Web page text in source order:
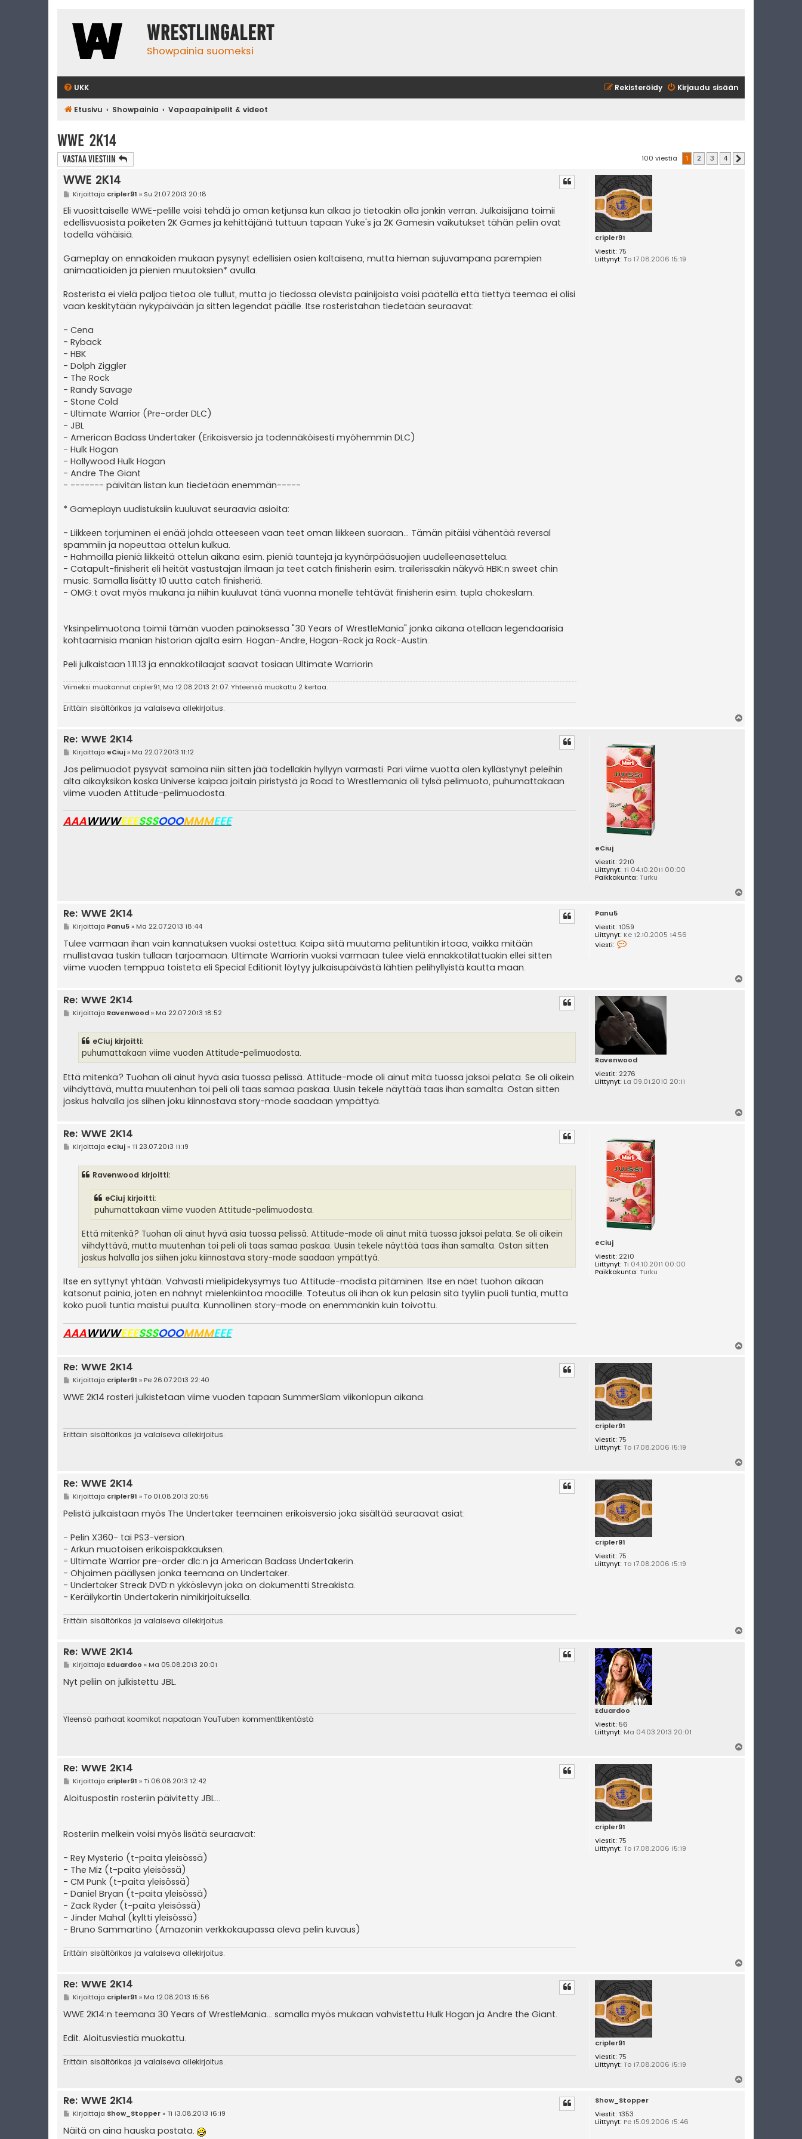
WrestlingAlert
Showpainia suomeksi
UKK Kirjaudu sisään
Rekisteröidy
Etusivu Showpainia Vapaapainipelit & videot
WWE 2K14
Vastaa Viestiin 100 viestiä 1 2 3 4
cripler91
Viestit: 75
Liittynyt: To 17.08.2006 15:19
WWE 2K14
V
e
s
t
i
Kirjoittaja cripler91 » Su 21.07.2013 20:18
Eli vuosittaiselle WWE-pelille voisi tehdä jo oman ketjunsa kun alkaa jo tietoakin olla jonkin verran. Julkaisijana toimii
edellisvuosista poiketen 2K Games ja kehittäjänä tuttuun tapaan Yuke's ja 2K Gamesin vaikutukset tähän peliin ovat
todella vähäisiä.
Gameplay on ennakoiden mukaan pysynyt edellisien osien kaltaisena, mutta hieman sujuvampana parempien
animaatioiden ja pienien muutoksien* avulla.
Rosterista ei vielä paljoa tietoa ole tullut, mutta jo tiedossa olevista painijoista voisi päätellä että tiettyä teemaa ei olisi
vaan keskitytään nykypäivään ja sitten legendat päälle. Itse rosteristahan tiedetään seuraavat:
- Cena
- Ryback
- HBK
- Dolph Ziggler
- The Rock
- Randy Savage
- Stone Cold
- Ultimate Warrior (Pre-order DLC)
- JBL
- American Badass Undertaker (Erikoisversio ja todennäköisesti myöhemmin DLC)
- Hulk Hogan
- Hollywood Hulk Hogan
- Andre The Giant
- ------- päivitän listan kun tiedetään enemmän-----
* Gameplayn uudistuksiin kuuluvat seuraavia asioita:
- Liikkeen torjuminen ei enää johda otteeseen vaan teet oman liikkeen suoraan... Tämän pitäisi vähentää reversal
spammiin ja nopeuttaa ottelun kulkua.
- Hahmoilla pieniä liikkeitä ottelun aikana esim. pieniä taunteja ja kyynärpääsuojien uudelleenasettelua.
- Catapult-finisherit eli heität vastustajan ilmaan ja teet catch finisherin esim. trailerissakin näkyvä HBK:n sweet chin
music. Samalla lisätty 10 uutta catch finisheriä.
- OMG:t ovat myös mukana ja niihin kuuluvat tänä vuonna monelle tehtävät finisherin esim. tupla chokeslam.
Yksinpelimuotona toimii tämän vuoden painoksessa "30 Years of WrestleMania" jonka aikana otellaan legendaarisia
kohtaamisia manian historian ajalta esim. Hogan-Andre, Hogan-Rock ja Rock-Austin.
Peli julkaistaan 1.11.13 ja ennakkotilaajat saavat tosiaan Ultimate Warriorin
Viimeksi muokannut cripler91 , Ma 12.08.2013 21:07. Yhteensä muokattu 2 kertaa.
Erittäin sisältörikas ja valaiseva allekirjoitus.
eCiuj
Viestit: 2210
Liittynyt: Ti 04.10.2011 00:00
Paikkakunta: Turku
Re: WWE 2K14
V
e
s
t
i
Kirjoittaja eCiuj» Ma 22.07.2013 11:12
Jos pelimuodot pysyvät samoina niin sitten jää todellakin hyllyyn varmasti. Pari viime vuotta olen kyllästynyt peleihin
alta aikayksikön koska Universe kaipaa joitain piristystä ja Road to Wrestlemania oli tylsä pelimuoto, puhumattakaan
viime vuoden Attitude-pelimuodosta.
AAAWWWEEESSSOOOMMMEEE
Panu5
Viestit: 1059
Liittynyt: Ke 12.10.2005 14:56
Viesti:
a
n
u
5
Re: WWE 2K14
V
e
s
t
i
Kirjoittaja Panu5» Ma 22.07.2013 18:44
Tulee varmaan ihan vain kannatuksen vuoksi ostettua. Kaipa siitä muutama pelituntikin irtoaa, vaikka mitään
mullistavaa tuskin tullaan tarjoamaan. Ultimate Warriorin vuoksi varmaan tulee vielä ennakkotilattuakin ellei sitten
viime vuoden temppua toisteta eli Special Editionit löytyy julkaisupäivästä lähtien pelihyllyistä kautta maan.
Ravenwood
Viestit: 2276
Liittynyt: La 09.01.2010 20:11
Re: WWE 2K14
VKirjoittaja Ravenwood» Ma 22.07.2013 18:52
eCiuj kirjoitti:
puhumattakaan viime vuoden Attitude-pelimuodosta.
Että mitenkä? Tuohan oli ainut hyvä asia tuossa pelissä. Attitude-mode oli ainut mitä tuossa jaksoi pelata. Se oli oikein
viihdyttävä, mutta muutenhan toi peli oli taas samaa paskaa. Uusin tekele näyttää taas ihan samalta. Ostan sitten
joskus halvalla jos siihen joku kiinnostava story-mode saadaan ympättyä.
eCiuj
Viestit: 2210
Liittynyt: Ti 04.10.2011 00:00
Paikkakunta: Turku
Re: WWE 2K14
VKirjoittaja eCiuj» Ti 23.07.2013 11:19
Ravenwood kirjoitti:
eCiuj kirjoitti:
puhumattakaan viime vuoden Attitude-pelimuodosta.
Että mitenkä? Tuohan oli ainut hyvä asia tuossa pelissä. Attitude-mode oli ainut mitä tuossa jaksoi pelata. Se oli oikein
viihdyttävä, mutta muutenhan toi peli oli taas samaa paskaa. Uusin tekele näyttää taas ihan samalta. Ostan sitten
joskus halvalla jos siihen joku kiinnostava story-mode saadaan ympättyä.
Itse en syttynyt yhtään. Vahvasti mielipidekysymys tuo Attitude-modista pitäminen. Itse en näet tuohon aikaan
katsonut painia, joten en nähnyt mielenkiintoa moodille. Toteutus oli ihan ok kun pelasin sitä tyyliin puoli tuntia, mutta
koko puoli tuntia maistui puulta. Kunnollinen story-mode on enemmänkin kuin toivottu.
AAAWWWEEESSSOOOMMMEEE
cripler91
Viestit: 75
Liittynyt: To 17.08.2006 15:19
Re: WWE 2K14
V
e
s
Kirjoittaja cripler91 » Pe 26.07.2013 22:40
WWE 2K14 rosteri julkistetaan viime vuoden tapaan SummerSlam viikonlopun aikana.
Erittäin sisältörikas ja valaiseva allekirjoitus.
cripler91
Viestit: 75
Liittynyt: To 17.08.2006 15:19
Re: WWE 2K14
V
e
s
i
Kirjoittaja cripler91 » To 01.08.2013 20:55
Pelistä julkaistaan myös The Undertaker teemainen erikoisversio joka sisältää seuraavat asiat:
- Pelin X360- tai PS3-version.
- Arkun muotoisen erikoispakkauksen.
- Ultimate Warrior pre-order dlc:n ja American Badass Undertakerin.
- Ohjaimen päällysen jonka teemana on Undertaker.
- Undertaker Streak DVD:n ykköslevyn joka on dokumentti Streakista.
- Keräilykortin Undertakerin nimikirjoituksella.
Erittäin sisältörikas ja valaiseva allekirjoitus.
Eduardoo
Viestit: 56
Liittynyt: Ma 04.03.2013 20:01
Re: WWE 2K14
V
e
s
Kirjoittaja Eduardoo » Ma 05.08.2013 20:01
Nyt peliin on julkistettu JBL.
Yleensä parhaat koomikot napataan YouTuben kommenttikentästä
cripler91
Viestit: 75
Liittynyt: To 17.08.2006 15:19
Re: WWE 2K14
V
e
s
Kirjoittaja cripler91 » Ti 06.08.2013 12:42
Aloituspostin rosteriin päivitetty JBL...
Rosteriin melkein voisi myös lisätä seuraavat:
- Rey Mysterio (t-paita yleisössä)
- The Miz (t-paita yleisössä)
- CM Punk (t-paita yleisössä)
- Daniel Bryan (t-paita yleisössä)
- Zack Ryder (t-paita yleisössä)
- Jinder Mahal (kyltti yleisössä)
- Bruno Sammartino (Amazonin verkkokaupassa oleva pelin kuvaus)
Erittäin sisältörikas ja valaiseva allekirjoitus.
cripler91
Viestit: 75
Liittynyt: To 17.08.2006 15:19
Re: WWE 2K14
V
e
s
i
Kirjoittaja cripler91 » Ma 12.08.2013 15:56
WWE 2K14:n teemana 30 Years of WrestleMania... samalla myös mukaan vahvistettu Hulk Hogan ja Andre the Giant.
Edit. Aloitusviestiä muokattu.
Erittäin sisältörikas ja valaiseva allekirjoitus.
Show_Stopper
Viestit: 1353
Liittynyt: Pe 15.09.2006 15:46
Re: WWE 2K14
V
e
s
Kirjoittaja Show_Stopper» Ti 13.08.2013 16:19
Näitä on aina hauska postata.